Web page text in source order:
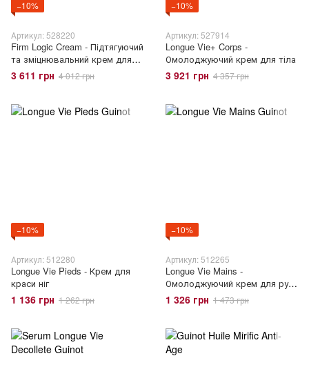
−10%
Артикул: 528220
Firm Logic Cream - Підтягуючий
та зміцнювальний крем для
тіла
3 611 грн 4 012 грн
−10%
Артикул: 527914
Longue Vie+ Corps -
Омолоджуючий крем для тіла
3 921 грн 4 357 грн
−10%
Артикул: 512280
Longue Vie Pieds - Крем для
краси ніг
1 136 грн 1 262 грн
−10%
Артикул: 512265
Longue Vie Mains -
Омолоджуючий крем для рук
"Довге життя клітини"
1 326 грн 1 473 грн